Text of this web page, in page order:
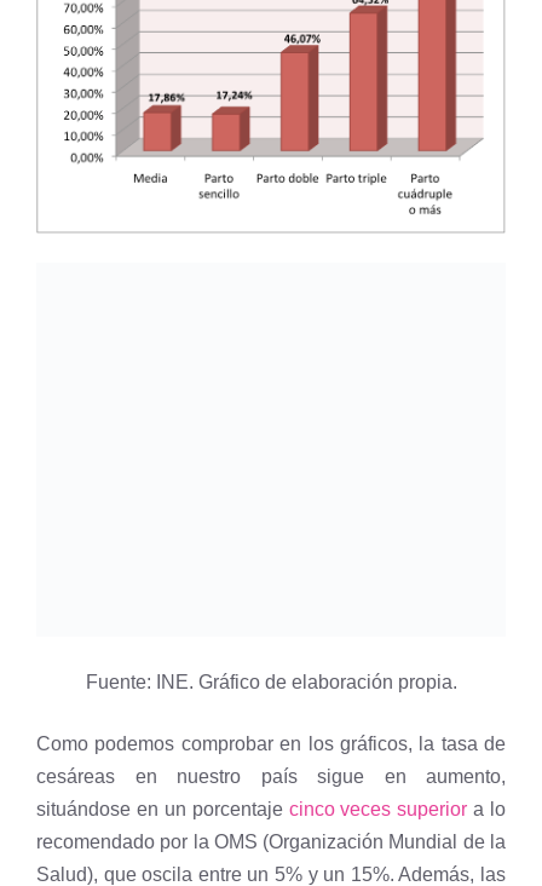
Fuente: INE. Gráfico de elaboración propia.
Como podemos comprobar en los gráficos, la tasa de
cesáreas en nuestro país sigue en aumento,
situándose en un porcentaje cinco veces superior a lo
recomendado por la OMS (Organización Mundial de la
Salud), que oscila entre un 5% y un 15%. Además, las